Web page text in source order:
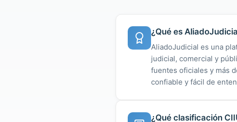
¿Qué es
AliadoJudicial es una
judicial, comercial y
fuentes oficiales y más
confiable y fácil de
¿Qué clasificación